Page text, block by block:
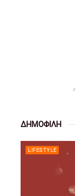
ΔΗΜΟΦΙΛΗ
LIFESTYLE